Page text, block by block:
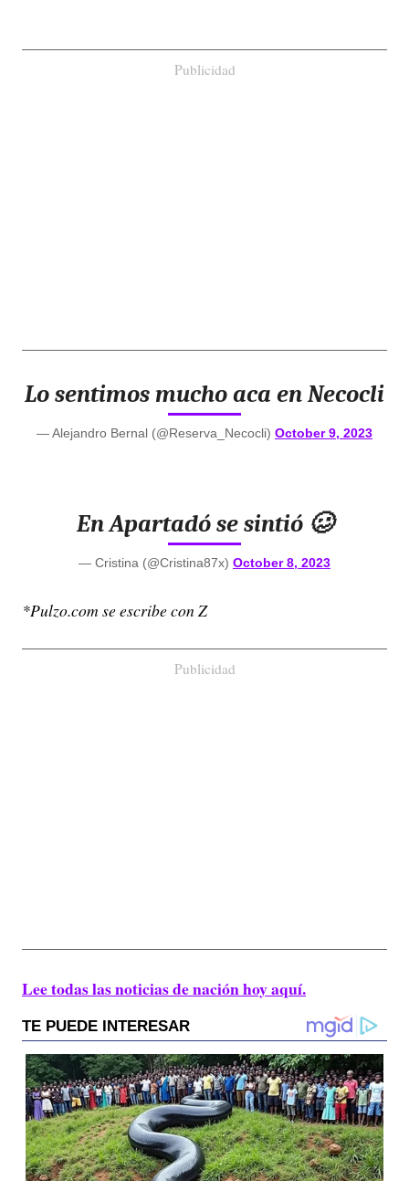
Publicidad
Lo sentimos mucho aca en Necocli
— Alejandro Bernal (@Reserva_Necocli) October 9, 2023
En Apartadó se sintió 🥴
— Cristina (@Cristina87x) October 8, 2023
*Pulzo.com se escribe con Z
Publicidad
Lee todas las noticias de nación hoy aquí.